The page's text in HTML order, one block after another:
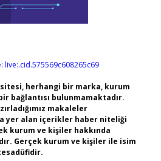
live:.cid.575569c608265c69
herhangi bir marka, kurum
bağlantısı bulunmamaktadır.
makaleler
yer alan içerikler haber niteliği
kurum ve kişiler hakkında
Gerçek kurum ve kişiler ile isim